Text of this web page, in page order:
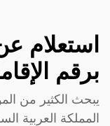
استعلام
برقم
يبحث الكثير من
المملكة العربية